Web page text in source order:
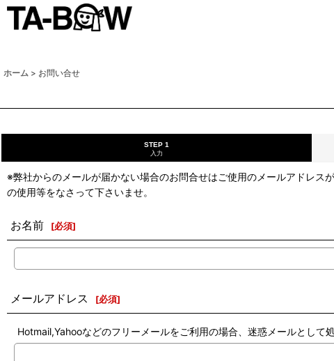
ホーム > お問い合せ
STEP 1
入力
※弊社からのメールが届かない場合のお問合せはご使用のメールアドレス
の使用等をなさって下さいませ。
お名前 [必須]
メールアドレス [必須]
Hotmail,Yahooなどのフリーメールをご利用の場合、迷惑メールとして